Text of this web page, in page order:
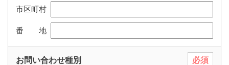
市区町村
番 地
お問い合わせ種別 必須